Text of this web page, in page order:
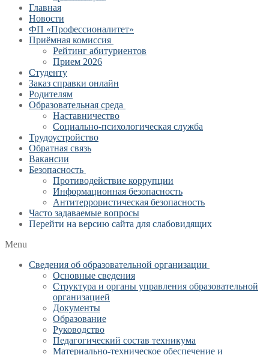
Главная
Новости
ФП «Профессионалитет»
Приёмная комиссия
Рейтинг абитуриентов
Прием 2026
Студенту
Заказ справки онлайн
Родителям
Образовательная среда
Наставничество
Социально-психологическая служба
Трудоустройство
Обратная связь
Вакансии
Безопасность
Противодействие коррупции
Информационная безопасность
Антитеррористическая безопасность
Часто задаваемые вопросы
Перейти на версию сайта для слабовидящих
Menu
Сведения об образовательной организации
Основные сведения
Структура и органы управления образовательной
организацией
Документы
Образование
Руководство
Педагогический состав техникума
Материально-техническое обеспечение и